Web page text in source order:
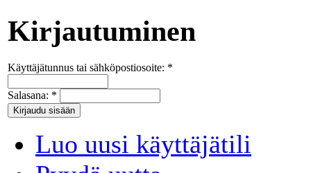
Kirjautuminen
Käyttäjätunnus tai sähköpostiosoite: *
Salasana: *
Luo uusi käyttäjätili